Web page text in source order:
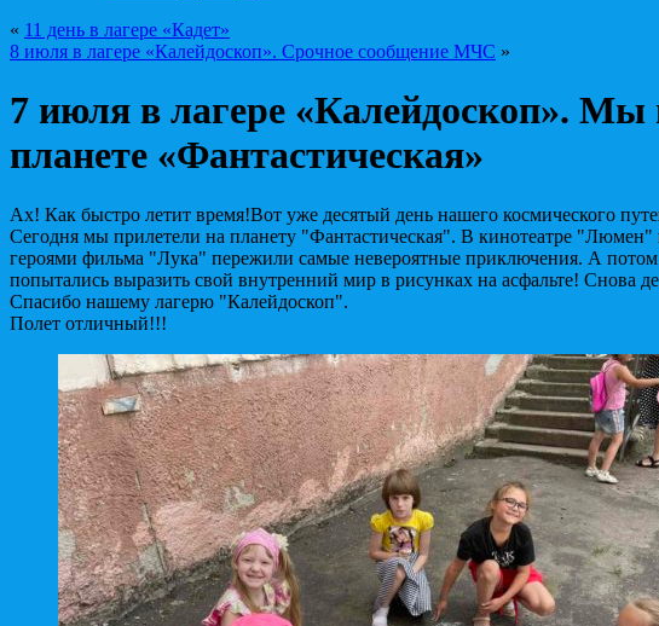
« 11 день в лагере «Кадет»
8 июля в лагере «Калейдоскоп». Срочное сообщение МЧС »
7 июля в лагере «Калейдоскоп». Мы
планете «Фантастическая»
Ах! Как быстро летит время!Вот уже десятый день нашего космического
Сегодня мы прилетели на планету "Фантастическая". В кинотеатре "Люмен"
героями фильма "Лука" пережили самые невероятные приключения. А
попытались выразить свой внутренний мир в рисунках на асфальте! Снова
Спасибо нашему лагерю "Калейдоскоп".
Полет отличный!!!